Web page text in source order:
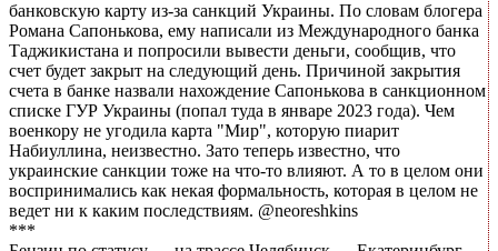
банковскую карту из-за санкций Украины. По словам блогера
Романа Сапонькова, ему написали из Международного банка
Таджикистана и попросили вывести деньги, сообщив, что
счет будет закрыт на следующий день. Причиной закрытия
счета в банке назвали нахождение Сапонькова в санкционном
списке ГУР Украины (попал туда в январе 2023 года). Чем
военкору не угодила карта "Мир", которую пиарит
Набиуллина, неизвестно. Зато теперь известно, что
украинские санкции тоже на что-то влияют. А то в целом они
воспринимались как некая формальность, которая в целом не
ведет ни к каким последствиям. @neoreshkins
***